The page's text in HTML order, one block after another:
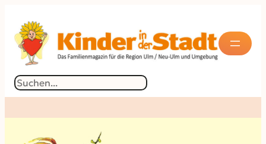
Suchen